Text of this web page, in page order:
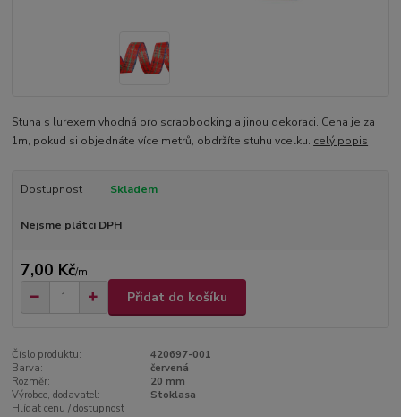
Stuha s lurexem vhodná pro scrapbooking a jinou dekoraci. Cena je za
1m, pokud si objednáte více metrů, obdržíte stuhu vcelku. celý popis
Dostupnost Skladem
Nejsme plátci DPH
7,00 Kč/m
Přidat do košíku
Číslo produktu:
420697-001
Barva:
červená
Rozměr:
20 mm
Výrobce, dodavatel:
Stoklasa
Hlídat cenu / dostupnost